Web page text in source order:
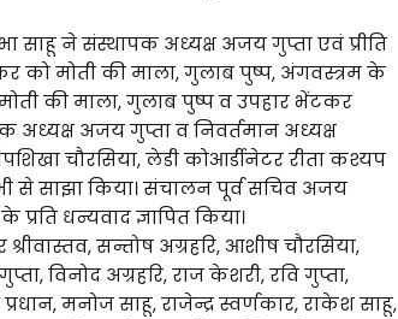
साहू ने संस्थापक अध्यक्ष अजय गुप्ता एवं प्रीति
को मोती की माला, गुलाब पुष्प, अंगवस्त्रम के
की माला, गुलाब पुष्प व उपहार भेंटकर
अजय गुप्ता व निवर्तमान अध्यक्ष
चौरसिया, लेडी कोआर्डीनेटर रीता कश्यप
से साझा किया। संचालन पूर्व सचिव अजय
धन्यवाद ज्ञापित किया।
सन्तोष अग्रहरि, आशीष चौरसिया,
विनोद अग्रहरि, राज केशरी, रवि गुप्ता,
मनोज साहू, राजेन्द्र स्वर्णकार, राकेश साहू,